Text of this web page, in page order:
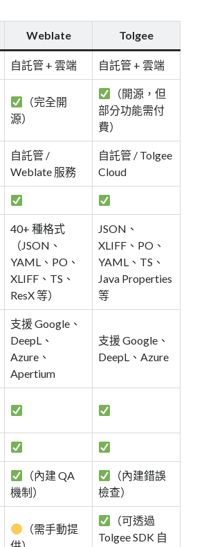
postfix pve
security
vm vmware
wordpress
單車
Weblate Tolgee
自託管 + 雲端 自託管 + 雲端
（完全開
源）
（開源，但
部分功能需付
費）
自託管 /
Weblate 服務
自託管 / Tolgee
Cloud
40+ 種格式
（JSON、
YAML、PO、
XLIFF、TS、
ResX 等）
JSON、
XLIFF、PO、
YAML、TS、
Java Properties
等
支援 Google、
DeepL、
Azure、
Apertium
支援 Google、
DeepL、Azure
（內建 QA
機制）
（內建錯誤
檢查）
（需手動提
（可透過
Tolgee SDK 自